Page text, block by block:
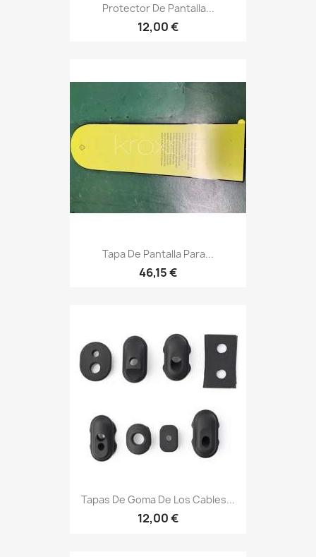
Protector De Pantalla...
12,00 €
Tapa De Pantalla Para...
46,15 €
Tapas De Goma De Los Cables...
12,00 €